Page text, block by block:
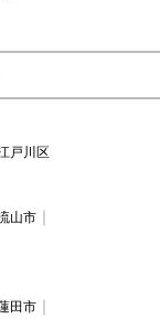
戸川区
山市
田市